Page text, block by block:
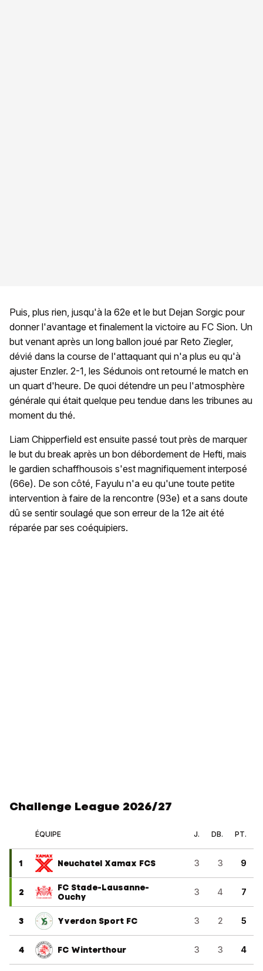
Puis, plus rien, jusqu'à la 62e et le but Dejan Sorgic pour
donner l'avantage et finalement la victoire au FC Sion. Un
but venant après un long ballon joué par Reto Ziegler,
dévié dans la course de l'attaquant qui n'a plus eu qu'à
ajuster Enzler. 2-1, les Sédunois ont retourné le match en
un quart d'heure. De quoi détendre un peu l'atmosphère
générale qui était quelque peu tendue dans les tribunes au
moment du thé.
Liam Chipperfield est ensuite passé tout près de marquer
le but du break après un bon débordement de Hefti, mais
le gardien schaffhousois s'est magnifiquement interposé
(66e). De son côté, Fayulu n'a eu qu'une toute petite
intervention à faire de la rencontre (93e) et a sans doute
dû se sentir soulagé que son erreur de la 12e ait été
réparée par ses coéquipiers.
Challenge League 2026/27
ÉQUIPE J. DB. PT.
1 Neuchatel Xamax FCS 3 3 9
2
FC Stade-Lausanne-
Ouchy
3 4 7
3 Yverdon Sport FC 3 2 5
4 FC Winterthour 3 3 4